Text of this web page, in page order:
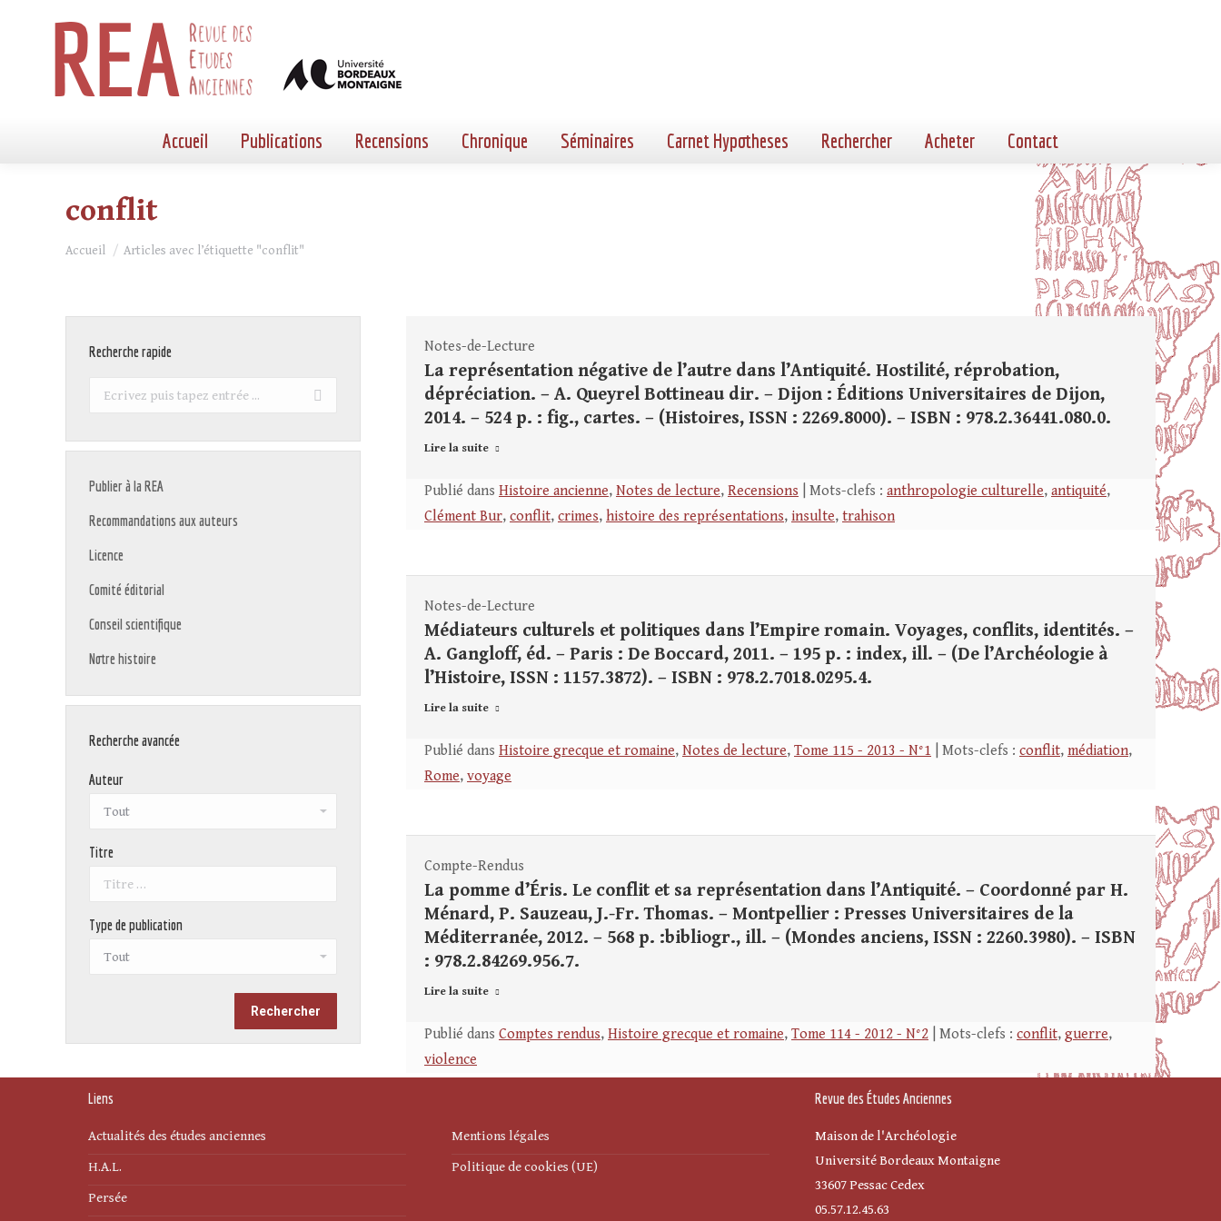
Accueil Publications Recensions Chronique Séminaires Carnet Hypotheses Rechercher Acheter Contact
conflit
Vous êtes ici :
Accueil Articles avec l’étiquette "conflit"
Notes-de-Lecture
La représentation négative de l’autre dans l’Antiquité. Hostilité, réprobation,
dépréciation. – A. Queyrel Bottineau dir. – Dijon : Éditions Universitaires de Dijon,
2014. – 524 p. : fig., cartes. – (Histoires, ISSN : 2269.8000). – ISBN : 978.2.36441.080.0.
Lire la suite
Publié dans Histoire ancienne, Notes de lecture, Recensions | Mots-clefs : anthropologie culturelle, antiquité,
Clément Bur, conflit, crimes, histoire des représentations, insulte, trahison
Notes-de-Lecture
Médiateurs culturels et politiques dans l’Empire romain. Voyages, conflits, identités. –
A. Gangloff, éd. – Paris : De Boccard, 2011. – 195 p. : index, ill. – (De l’Archéologie à
l’Histoire, ISSN : 1157.3872). – ISBN : 978.2.7018.0295.4.
Lire la suite
Publié dans Histoire grecque et romaine, Notes de lecture, Tome 115 - 2013 - N°1 | Mots-clefs : conflit, médiation,
Rome, voyage
Compte-Rendus
La pomme d’Éris. Le conflit et sa représentation dans l’Antiquité. – Coordonné par H.
Ménard, P. Sauzeau, J.-Fr. Thomas. – Montpellier : Presses Universitaires de la
Méditerranée, 2012. – 568 p. :bibliogr., ill. – (Mondes anciens, ISSN : 2260.3980). – ISBN
: 978.2.84269.956.7.
Lire la suite
Publié dans Comptes rendus, Histoire grecque et romaine, Tome 114 - 2012 - N°2 | Mots-clefs : conflit, guerre,
violence
Recherche rapide
Recherche
Publier à la REA
Recommandations aux auteurs
Licence
Comité éditorial
Conseil scientifique
Notre histoire
Recherche avancée
Auteur
Titre
Type de publication
Liens
Actualités des études anciennes
H.A.L.
Persée
Mentions légales
Politique de cookies (UE)
Revue des Études Anciennes
Maison de l'Archéologie
Université Bordeaux Montaigne
33607 Pessac Cedex
05.57.12.45.63